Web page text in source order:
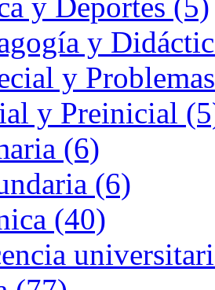
y
y
y Preinicial
(6)
(6)
(40)